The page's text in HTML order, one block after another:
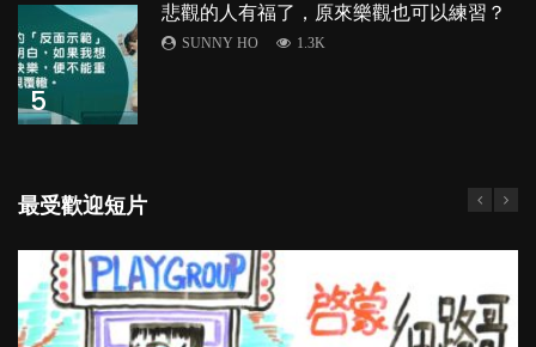
5
悲觀的人有福了，原來樂觀也可以練習？
SUNNY HO 1.3K
最受歡迎短片